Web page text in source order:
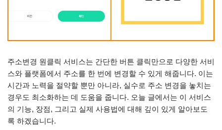
주소변경 원클릭 서비스는 간단한 버튼 클릭만으로 다양한 서비
스와 플랫폼에서 주소를 한 번에 변경할 수 있게 해줍니다. 이는
시간과 노력을 절약할 뿐만 아니라, 실수로 주소 변경을 놓치는
경우도 최소화하는 데 도움을 줍니다. 오늘 글에서는 이 서비스
의 기능, 장점, 그리고 실제 사용법에 대해 깊이 있게 알아보도
록 하겠습니다.